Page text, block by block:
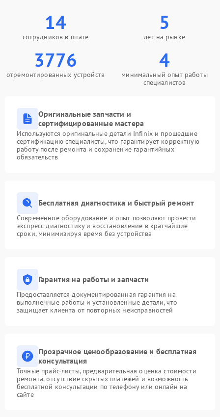
14
сотрудников в штате
5
лет на рынке
3776
отремонтированных устройств
4
минимальный опыт работы
специалистов
Оригинальные запчасти и
сертифицированные мастера
Используются оригинальные детали Infinix и прошедшие
сертификацию специалисты, что гарантирует корректную
работу после ремонта и сохранение гарантийных
обязательств
Бесплатная диагностика и быстрый ремонт
Современное оборудование и опыт позволяют провести
экспресс-диагностику и восстановление в кратчайшие
сроки, минимизируя время без устройства
Гарантия на работы и запчасти
Предоставляется документированная гарантия на
выполненные работы и установленные детали, что
защищает клиента от повторных неисправностей
Прозрачное ценообразование и бесплатная
консультация
Точные прайс-листы, предварительная оценка стоимости
ремонта, отсутствие скрытых платежей и возможность
бесплатной консультации по телефону или онлайн на
сайте